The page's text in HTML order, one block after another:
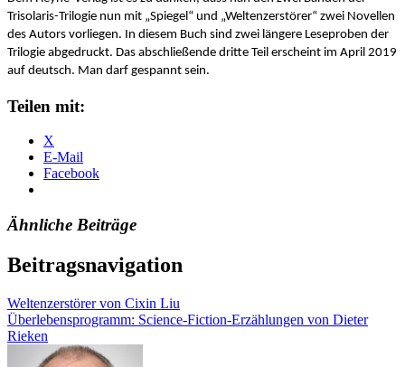
Trisolaris-Trilogie nun mit „Spiegel“ und „Weltenzerstörer“ zwei Novellen
des Autors vorliegen. In diesem Buch sind zwei längere Leseproben der
Trilogie abgedruckt. Das abschließende dritte Teil erscheint im April 2019
auf deutsch. Man darf gespannt sein.
Teilen mit:
X
E-Mail
Facebook
Ähnliche Beiträge
Beitragsnavigation
Weltenzerstörer von Cixin Liu
Überlebensprogramm: Science-Fiction-Erzählungen von Dieter
Rieken